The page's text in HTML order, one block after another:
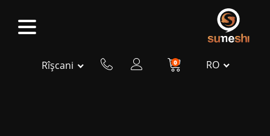
Rîșcani 0 RO